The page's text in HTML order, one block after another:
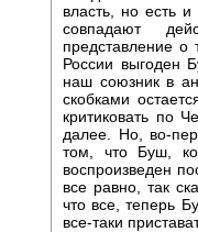
власть, но есть
совпадают
представление о
России выгоден
наш союзник в
скобками
критиковать по
далее. Но, во-
том, что Буш,
воспроизведен
все равно, так
что все, теперь
все-таки